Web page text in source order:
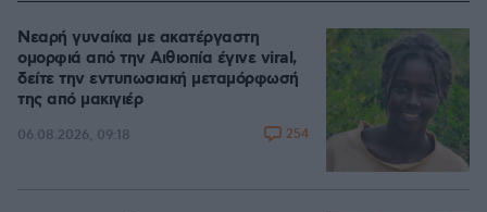
Νεαρή γυναίκα με ακατέργαστη
ομορφιά από την Αιθιοπία έγινε viral,
δείτε την εντυπωσιακή μεταμόρφωσή
της από μακιγιέρ
06.08.2026, 09:18 254